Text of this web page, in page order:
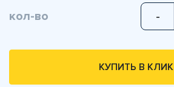
кол-во -
КУПИТЬ В КЛИК